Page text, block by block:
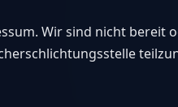
Wir sind nicht bereit